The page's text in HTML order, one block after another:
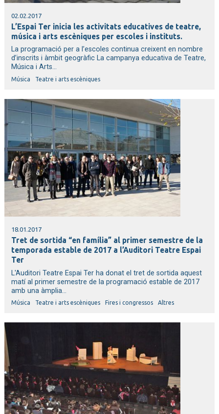
02.02.2017
L’Espai Ter inicia les activitats educatives de teatre,
música i arts escèniques per escoles i instituts.
La programació per a l’escoles continua creixent en nombre
d’inscrits i àmbit geogràfic La campanya educativa de Teatre,
Música i Arts...
Música Teatre i arts escèniques
18.01.2017
Tret de sortida “en família” al primer semestre de la
temporada estable de 2017 a l’Auditori Teatre Espai
Ter
L'Auditori Teatre Espai Ter ha donat el tret de sortida aquest
matí al primer semestre de la programació estable de 2017
amb una àmplia...
Música Teatre i arts escèniques Fires i congressos Altres